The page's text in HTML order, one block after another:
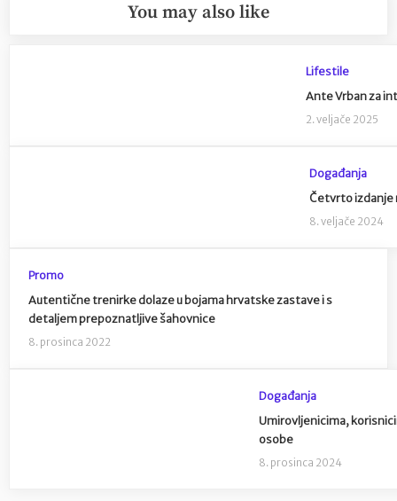
You may also like
Lifestile
Ante Vrban za
2. veljače 2025
Događanja
Četvrto izdanje
8. veljače 2024
Promo
Autentične trenirke dolaze u bojama hrvatske zastave i s
detaljem prepoznatljive šahovnice
8. prosinca 2022
Događanja
Umirovljenicima,
osobe
8. prosinca 2024